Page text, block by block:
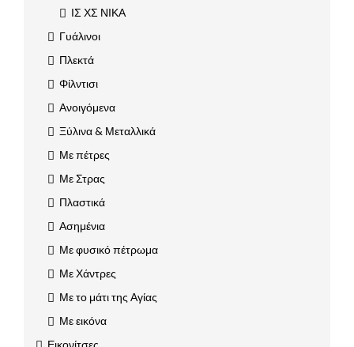
ΙΣ ΧΣ ΝΙΚΑ
Γυάλινοι
Πλεκτά
Φίλντισι
Ανοιγόμενα
Ξύλινα & Μεταλλικά
Με πέτρες
Με Στρας
Πλαστικά
Ασημένια
Με φυσικό πέτρωμα
Με Χάντρες
Με το μάτι της Αγίας
Με εικόνα
Εικονίτσες